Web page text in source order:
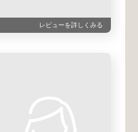
レビューを詳しくみる